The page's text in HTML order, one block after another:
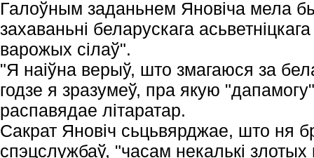
Галоўным заданьнем Яновіча мела
захаваньні беларускага
варожых сілаў".
"Я наіўна верыў, што змагаюся за
годзе я зразумеў, пра якую
распавядае літаратар.
Сакрат Яновіч сьцьвярджае, што ня
спэцслужбаў, "часам некалькі злотых